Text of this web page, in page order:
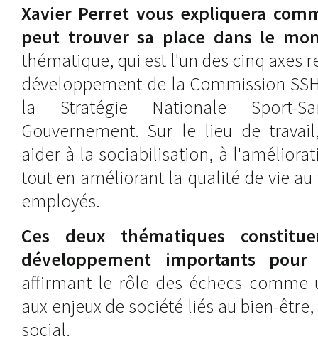
Xavier Perret vous expliquera
peut trouver sa place dans le
thématique, qui est l'un des cinq axes
développement de la Commission
la Stratégie Nationale Sport-
Gouvernement. Sur le lieu de
aider à la sociabilisation, à
tout en améliorant la qualité de vie
employés.
Ces deux thématiques
développement importants
affirmant le rôle des échecs comme
aux enjeux de société liés au bien-
social.